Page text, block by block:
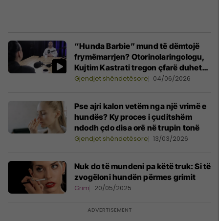
“Hunda Barbie” mund të dëmtojë
frymëmarrjen? Otorinolaringologu,
Kujtim Kastrati tregon çfarë duhet
ditur para rinoplastikës
Gjendjet shëndetësore 04/06/2026
Pse ajri kalon vetëm nga një vrimë e
hundës? Ky proces i çuditshëm
ndodh çdo disa orë në trupin tonë
Gjendjet shëndetësore 13/03/2026
Nuk do të mundeni pa këtë truk: Si të
zvogëloni hundën përmes grimit
Grim 20/05/2025